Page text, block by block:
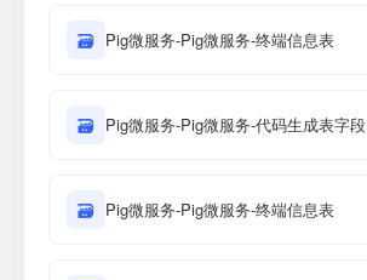
🗃 Pig微服务-Pig微服务-终端信息表
🗃 Pig微服务-Pig微服务-代码生成表字段
🗃 Pig微服务-Pig微服务-终端信息表